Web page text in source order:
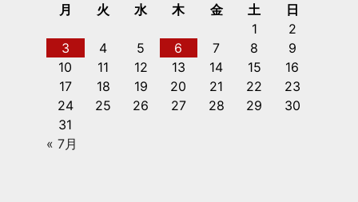
月
火 水 木 金 土
日
1
2
3
4 5 6 7 8
9
10
11 12 13 14 15
16
17
18 19 20 21 22
23
24
25 26 27 28 29
30
31
« 7月